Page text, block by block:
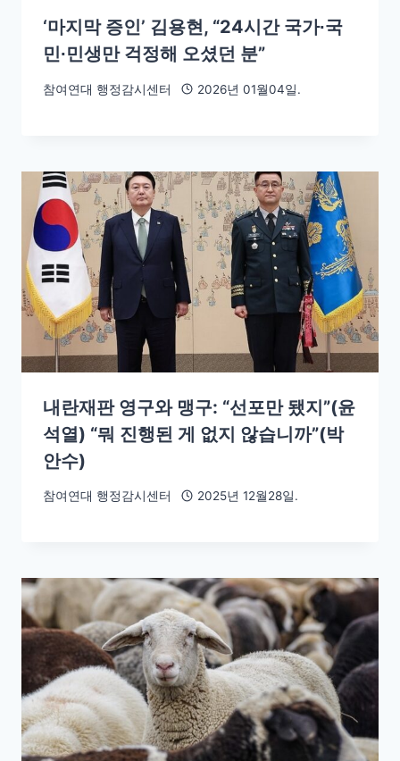
‘마지막 증인’ 김용현, “24시간 국가∙국
민∙민생만 걱정해 오셨던 분”
참여연대 행정감시센터 2026년 01월04일.
내란재판 영구와 맹구: “선포만 됐지”(윤
석열) “뭐 진행된 게 없지 않습니까”(박
안수)
참여연대 행정감시센터 2025년 12월28일.